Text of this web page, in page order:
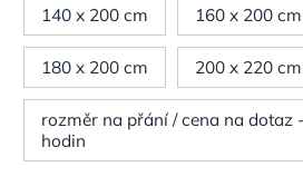
140 x 200 cm 160 x 200 cm
180 x 200 cm 200 x 220 cm
rozměr na přání / cena na dotaz
hodin